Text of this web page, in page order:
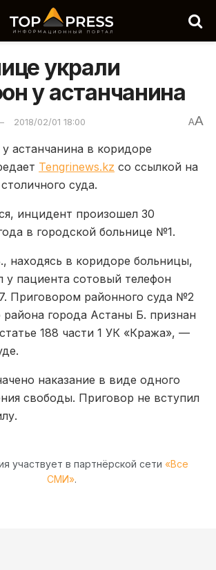
украли
у астанчанина
2018/02/01 18:00 AA
астанчанина в коридоре
Tengrinews.kz со ссылкой на
суда.
инцидент произошел 30
в городской больнице №1.
находясь в коридоре больницы,
у пациента сотовый телефон
Приговором районного суда №2
района города Астаны Б. признан
188 части 1 УК «Кража», —
наказание в виде одного
свободы. Приговор не вступил
участвует в партнёрской сети «Все
СМИ».